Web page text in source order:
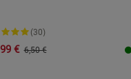
(30)
€ 6,50 €